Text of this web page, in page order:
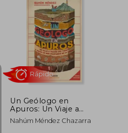
19,80 €
18,81 €
5%
dcto.
Un Geólogo en
Apuros: Un Viaje a
Través del Tiempo y
Hacia lo más Profundo
Nahúm Méndez Chazarra